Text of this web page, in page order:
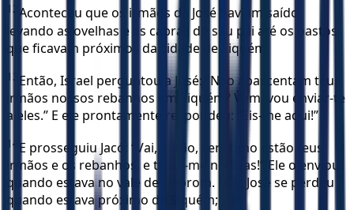
12 Aconteceu que os irmãos de José haviam saído,
levando as ovelhas e as cabras do seu pai até os pastos
que ficavam próximos da cidade de Siquém.
13 Então, Israel perguntou a José: “Não apascentam teus
irmãos nossos rebanhos em Siquém? Vem, vou enviar-te
a eles.” E ele prontamente respondeu: “Eis-me aqui!”
14 E prosseguiu Jacó: “Vai, então, ver como estão teus
irmãos e os rebanhos, e traze-me notícias!” Ele o enviou
quando estava no vale de Hebrom. Mas José se perdeu
quando estava próximo de Siquém;